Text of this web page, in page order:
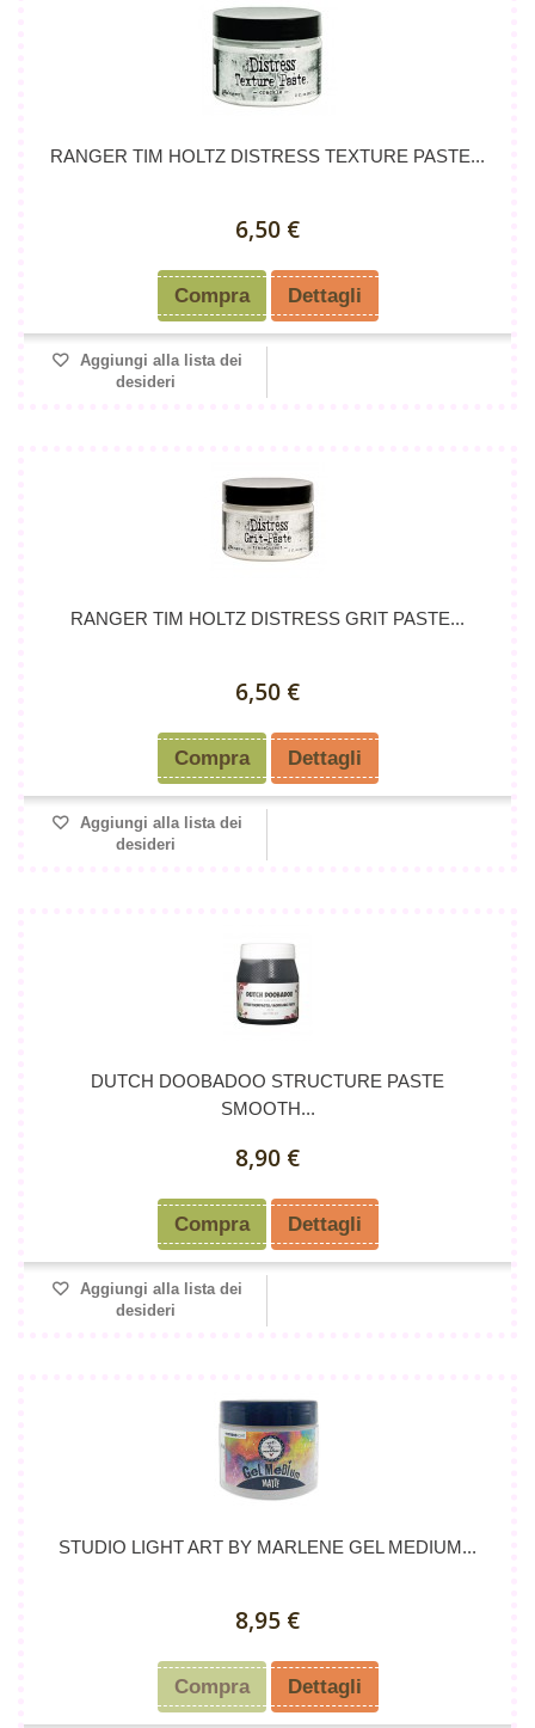
RANGER TIM HOLTZ DISTRESS TEXTURE PASTE...
6,50 €
Compra Dettagli
Aggiungi alla lista dei
desideri
RANGER TIM HOLTZ DISTRESS GRIT PASTE...
6,50 €
Compra Dettagli
Aggiungi alla lista dei
desideri
DUTCH DOOBADOO STRUCTURE PASTE
SMOOTH...
8,90 €
Compra Dettagli
Aggiungi alla lista dei
desideri
STUDIO LIGHT ART BY MARLENE GEL MEDIUM...
8,95 €
Compra Dettagli